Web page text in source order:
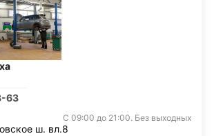
63
С 09:00 до 21:00. Без выходных
ш. вл.8